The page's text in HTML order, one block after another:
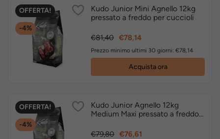
OFFERTA!
-4%
Kudo Junior Mini Agnello 12kg
pressato a freddo per cuccioli
Prezzo
€81,40 Prezzo
€78,14
Prezzo minimo ultimi 30 giorni: €78,14
Acquista ora
OFFERTA!
-4%
Kudo Junior Agnello 12kg
Medium Maxi pressato a freddo
Prezzo
€79,80 Prezzo
€76,61